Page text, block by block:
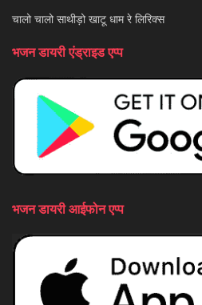
चालो चालो साथीड़ो खाटू धाम रे लिरिक्स
भजन डायरी एंड्राइड एप्प
भजन डायरी आईफोन एप्प